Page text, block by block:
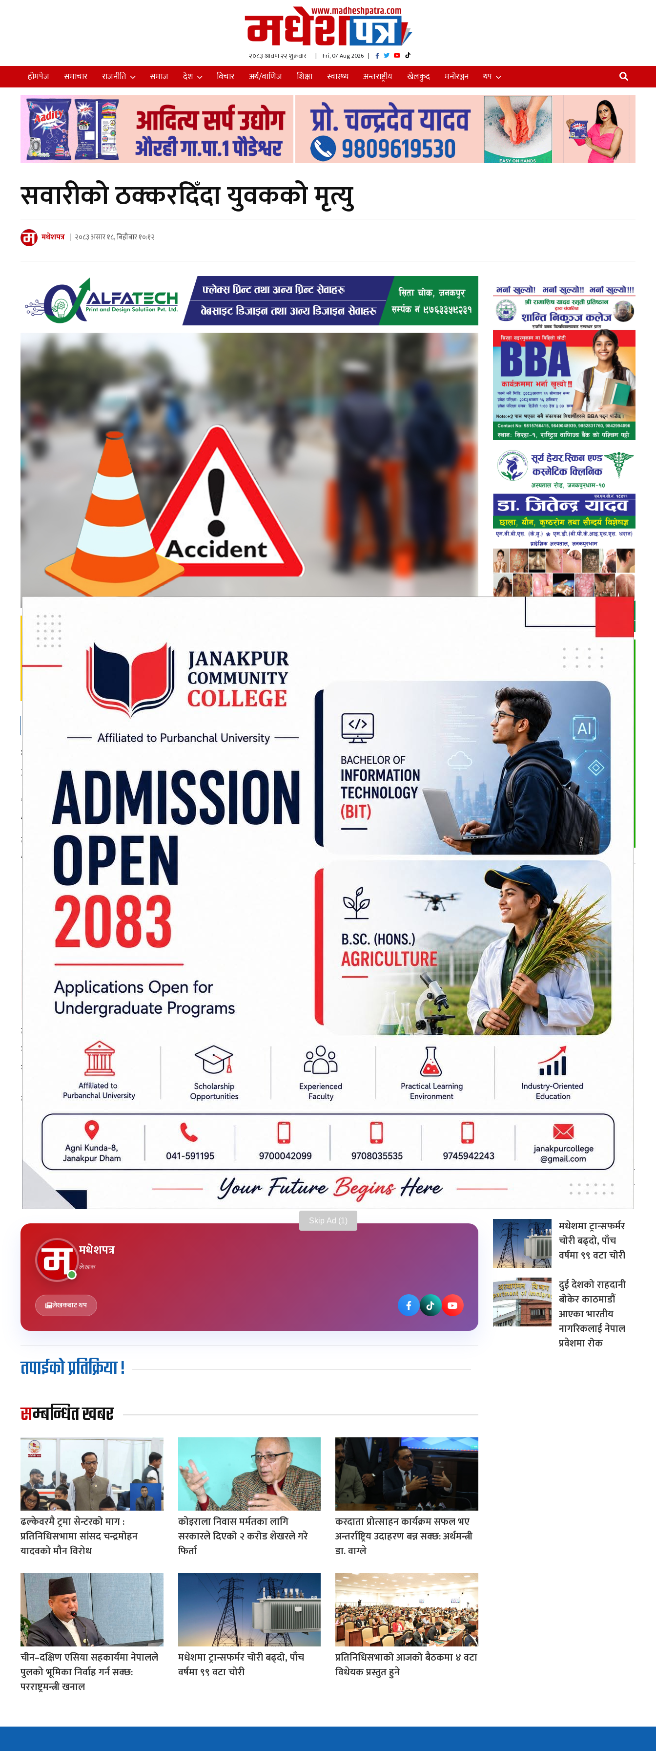
Skip Ad
| Fri, 07 Aug 2026 |
होमपेज समाचार राजनीति समाज देश विचार अर्थ/वाणिज शिक्षा स्वास्थ्य अन्तराष्ट्रीय खेलकुद मनोरञ्जन थप
सवारीको ठक्करदिँदा युवकको मृत्यु
मधेशपत्र २०८३ असार १८, बिहीबार १०:१२
नवलपरासी :
नवलपरासी (बर्दघाट सुस्ता पूर्व) को कावासोती नगरपालिका–८ खरकट्टा जङ्गलस्थित पूर्व–पश्चिम राजमार्गमा
अज्ञात सवारीसाधनको ठक्करबाट एक युवकको मृत्यु भएको छ ।
जिल्ला प्रहरी कार्यालय नवलपरासी (पूर्व) का अनुसार गए राति नम्बर नखुलेको सवारीसाधनले हुप्सेकोट गाउँपालिका–५
निवासी वर्ष २३ का तिलबहादुर राना मगरलाई ठक्कर दिएको थियो । दुर्घटनापछि गम्भीर घाइते अवस्थामा रहेका उनलाई
ट्राफिक प्रहरीको टोलीले उद्धार गरी तत्काल मध्यविन्दु प्रादेशिक अस्पताल, डण्डामा उपचारका लागि पु¥याएको थियो ।
ADVERTISEMENT
टाउको र निधारमा गम्भीर चोट लागेका राना मगरलाई थप उपचारका लागि भरतपुरस्थित पुरानो मेडिकल कलेज रिफर
गरिएको थियो । उपचारकै क्रममा बिहान चिकित्सकले उनलाई मृत घोषणा गरेको जिल्ला प्रहरी कार्यालय नवलपरासी (बर्दघाट
सुस्तापूर्व) का प्रहरी उपरीक्षक युवराज खड्काले बताए।
दुर्घटनामा संलग्न अज्ञात सवारीसाधनको खोजी तथा घटनाबारे थप अनुसन्धान भइरहेको प्रहरीले जनाएको छ ।
प्रकाशित मिति: २०८३ असार १८, बिहीबार १०:१२
कावासोती नगरपालिका
मधेशपत्र
लेखक
लेखकबाट थप
तपाईको प्रतिक्रिया !
सम्बन्धित खबर
ढल्केवरमै ट्रमा सेन्टरको माग :
प्रतिनिधिसभामा सांसद चन्द्रमोहन
यादवको मौन विरोध
कोइराला निवास मर्मतका लागि
सरकारले दिएको २ करोड शेखरले गरे
फिर्ता
करदाता प्रोत्साहन कार्यक्रम सफल भए
अन्तर्राष्ट्रिय उदाहरण बन्न सक्छ: अर्थमन्त्री
डा. वाग्ले
चीन–दक्षिण एसिया सहकार्यमा नेपालले
पुलको भूमिका निर्वाह गर्न सक्छ:
परराष्ट्रमन्त्री खनाल
मधेशमा ट्रान्सफर्मर चोरी बढ्दो, पाँच
वर्षमा ९९ वटा चोरी
प्रतिनिधिसभाको आजको बैठकमा ४ वटा
विधेयक प्रस्तुत हुने
भर्खरै
ढल्केवरमै ट्रमा
सेन्टरको माग :
प्रतिनिधिसभामा
सांसद चन्द्रमोहन
यादवको मौन विरोध
कोइराला निवास
मर्मतका लागि
सरकारले दिएको २
करोड शेखरले गरे
फिर्ता
करदाता प्रोत्साहन
कार्यक्रम सफल भए
अन्तर्राष्ट्रिय उदाहरण
बन्न सक्छ: अर्थमन्त्री
डा. वाग्ले
चीन–दक्षिण एसिया
सहकार्यमा नेपालले
पुलको भूमिका निर्वाह
गर्न सक्छ: परराष्ट्रमन्त्री
मधेशमा ट्रान्सफर्मर
चोरी बढ्दो, पाँच
वर्षमा ९९ वटा चोरी
दुई देशको राहदानी
बोकेर काठमाडौं
आएका भारतीय
नागरिकलाई नेपाल
प्रवेशमा रोक